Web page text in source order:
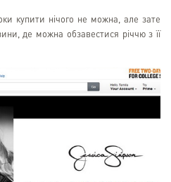
купити нічого не можна, але зате
де можна обзавестися річчю з її